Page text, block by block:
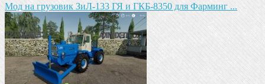
Мод на грузовик ЗиЛ-133 ГЯ и ГКБ-8350 для Фарминг ...